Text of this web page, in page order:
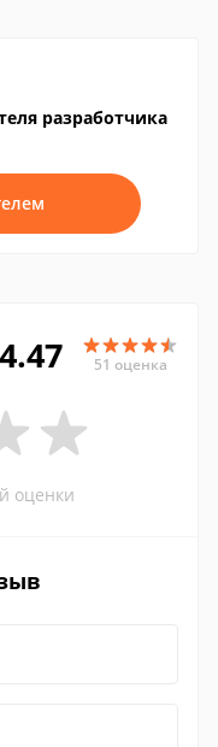
разработчика
4.47 51 оценка
оценки